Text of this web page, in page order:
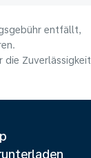
entfällt,
Zuverlässigkeit